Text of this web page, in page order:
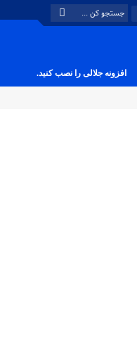
افزونه جلالی را نصب کنید.